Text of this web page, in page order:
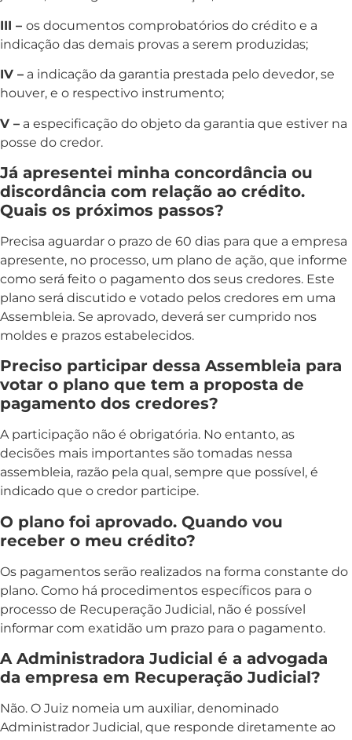
III – os documentos comprobatórios do crédito e a
indicação das demais provas a serem produzidas;
IV – a indicação da garantia prestada pelo devedor, se
houver, e o respectivo instrumento;
V – a especificação do objeto da garantia que estiver na
posse do credor.
Já apresentei minha concordância ou
discordância com relação ao crédito.
Quais os próximos passos?
Precisa aguardar o prazo de 60 dias para que a empresa
apresente, no processo, um plano de ação, que informe
como será feito o pagamento dos seus credores. Este
plano será discutido e votado pelos credores em uma
Assembleia. Se aprovado, deverá ser cumprido nos
moldes e prazos estabelecidos.
Preciso participar dessa Assembleia para
votar o plano que tem a proposta de
pagamento dos credores?
A participação não é obrigatória. No entanto, as
decisões mais importantes são tomadas nessa
assembleia, razão pela qual, sempre que possível, é
indicado que o credor participe.
O plano foi aprovado. Quando vou
receber o meu crédito?
Os pagamentos serão realizados na forma constante do
plano. Como há procedimentos específicos para o
processo de Recuperação Judicial, não é possível
informar com exatidão um prazo para o pagamento.
A Administradora Judicial é a advogada
da empresa em Recuperação Judicial?
Não. O Juiz nomeia um auxiliar, denominado
Administrador Judicial, que responde diretamente ao